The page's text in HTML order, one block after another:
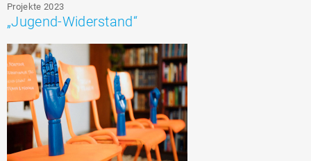
Projekte 2023
„Jugend-Widerstand“